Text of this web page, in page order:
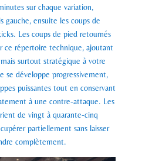
sur chaque variation,
gauche, ensuite les coups de
Les coups de pied retournés
ce répertoire technique, ajoutant
surtout stratégique à votre
se développe progressivement,
puissantes tout en conservant
à une contre-attaque. Les
de vingt à quarante-cinq
partiellement sans laisser
complètement.